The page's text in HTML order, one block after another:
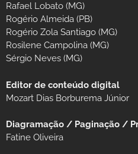
Rafael Lobato (MG)
Rogério Almeida (PB)
Rogério Zola Santiago (MG)
Rosilene Campolina (MG)
Sérgio Neves (MG)
Editor de conteúdo digital
Mozart Dias Borburema Júnior
Diagramação / Paginação /
Fatine Oliveira